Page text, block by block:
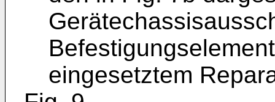
eingesetztem